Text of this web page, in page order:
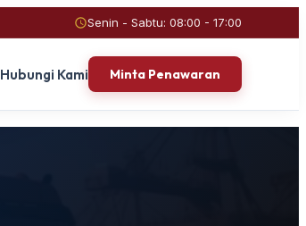
Senin - Sabtu: 08:00 - 17:00
Hubungi Kami Minta Penawaran